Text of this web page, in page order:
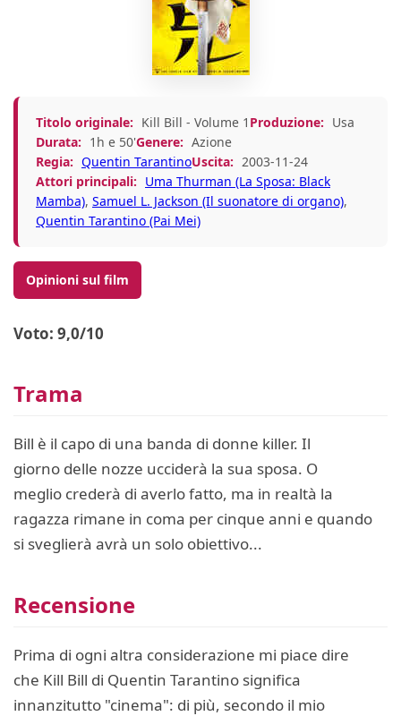
Titolo originale: Kill Bill - Volume 1 Produzione: Usa
Durata: 1h e 50'Genere: Azione
Regia: Quentin TarantinoUscita: 2003-11-24
Attori principali: Uma Thurman (La Sposa: Black
Mamba), Samuel L. Jackson (Il suonatore di organo),
Quentin Tarantino (Pai Mei)
Opinioni sul film
Voto: 9,0/10
Trama
Bill è il capo di una banda di donne killer. Il
giorno delle nozze ucciderà la sua sposa. O
meglio crederà di averlo fatto, ma in realtà la
ragazza rimane in coma per cinque anni e quando
si sveglierà avrà un solo obiettivo...
Recensione
Prima di ogni altra considerazione mi piace dire
che Kill Bill di Quentin Tarantino significa
innanzitutto "cinema": di più, secondo il mio